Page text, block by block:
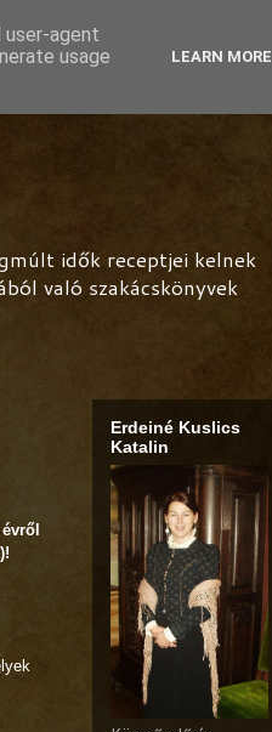
idők receptjei kelnek
való szakácskönyvek
Erdeiné Kuslics
Katalin
user-agent
usage
LEARN MORE